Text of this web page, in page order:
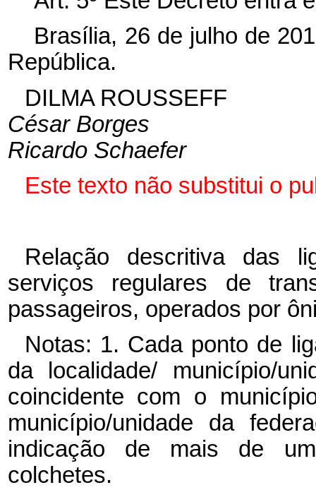
Brasília, 26 de julho de
República.
DILMA ROUSSEFF
César Borges
Ricardo Schaefer
Este texto não substitui o
Relação descritiva das
serviços regulares de
passageiros, operados por
Notas: 1. Cada ponto de
da localidade/ município/
coincidente com o
município/unidade da
indicação de mais de
colchetes.